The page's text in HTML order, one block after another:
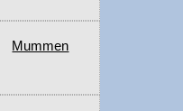
Mummen